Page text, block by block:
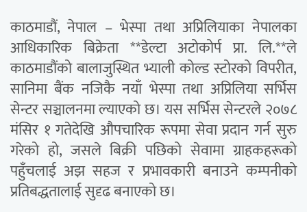
काठमाडौं, नेपाल – भेस्पा तथा अप्रिलियाका नेपालका
आधिकारिक बिक्रेता **डेल्टा अटोकोर्प प्रा. लि.**ले
काठमाडौंको बालाजुस्थित भ्याली कोल्ड स्टोरको विपरीत,
सानिमा बैंक नजिकै नयाँ भेस्पा तथा अप्रिलिया सर्भिस
सेन्टर सञ्चालनमा ल्याएको छ। यस सर्भिस सेन्टरले २०७८
मंसिर १ गतेदेखि औपचारिक रूपमा सेवा प्रदान गर्न सुरु
गरेको हो, जसले बिक्री पछिको सेवामा ग्राहकहरूको
पहुँचलाई अझ सहज र प्रभावकारी बनाउने कम्पनीको
प्रतिबद्धतालाई सुदृढ बनाएको छ।